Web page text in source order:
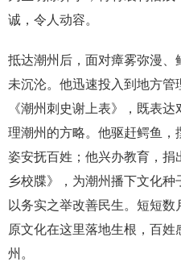
诚，令人动容。
抵达潮州后，面对瘴雾弥漫
未沉沦。他迅速投入到地方
《潮州刺史谢上表》，既表
理潮州的方略。他驱赶鳄鱼，
姿安抚百姓；他兴办教育，
乡校牒》，为潮州播下文化种
以务实之举改善民生。短短
原文化在这里落地生根，百
州。